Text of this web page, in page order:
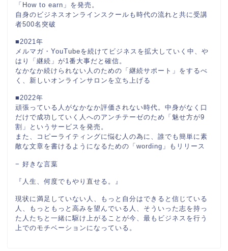
「How to earn」を発売。
自身のビジネスオンラインスクールも時代の流れと共に受講
者500名突破
■2021年
メルマガ・YouTubeを続けてビジネスを拡大していく中、や
はり「継続」が1番大事だと確信。
なかなか続けられない人のための「継続サポート」をするべ
く、新しいオンラインサロンを立ち上げる
■2022年
頑張っている人がなかなか評価されない時代。中身がなく口
だけで成功していく人へのアンチテーゼのため「魅せ方が9
割」というサービスを発売。
また、コピーライティングに悩む人の為に、誰でも簡単に素
敵な文章を書けるようになるための「wording」もリリース
− 好きな言葉
『人生、何度でもやり直せる。』
現状に満足していない人、もっと自分はできると信じている
人、もっともっと高みを望んでいる人、そういった志を持っ
た人たちと一緒に駆け上がることが今、最もビジネスを行う
上でのモチベーションになっている。